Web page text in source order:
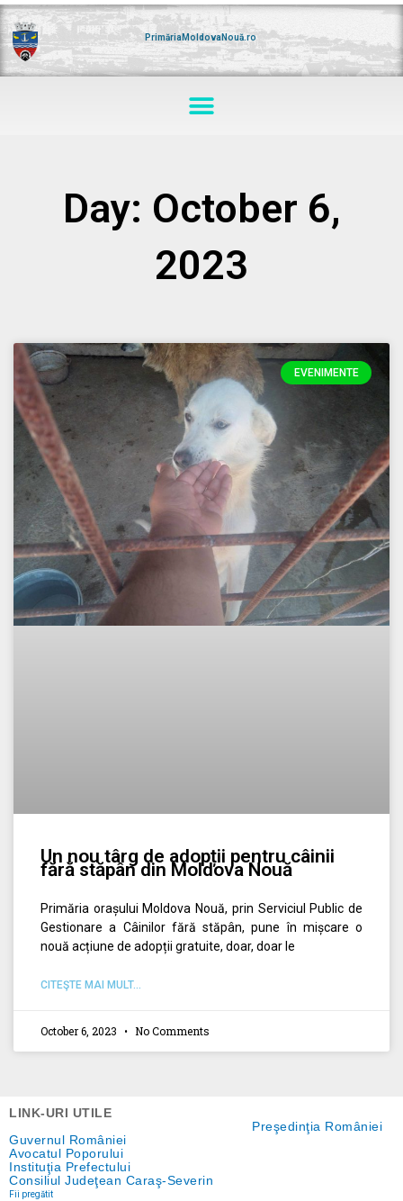
Skip
to
content
PrimăriaMoldovaNouă.ro
Menu
Day: October 6,
2023
EVENIMENTE
Un nou târg de adopții pentru câinii
fără stăpân din Moldova Nouă
Primăria orașului Moldova Nouă, prin Serviciul Public de
Gestionare a Câinilor fără stăpân, pune în mișcare o
nouă acțiune de adopții gratuite, doar, doar le
CITEŞTE MAI MULT...
October 6, 2023 No Comments
LINK-URI UTILE
Preşedinţia României
Guvernul României
Avocatul Poporului
Instituţia Prefectului
Consiliul Judeţean Caraş-Severin
Fii pregătit